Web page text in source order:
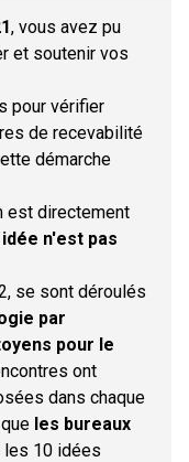
, vous avez pu
et soutenir vos
pour vérifier
de recevabilité
démarche
est directement
n'est pas
se sont déroulés
par
pour le
ont
dans chaque
les bureaux
10 idées